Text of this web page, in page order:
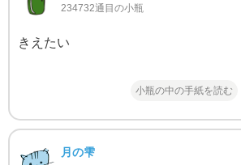
234732通目の小瓶
きえたい
小瓶の中の手紙を読む
月の雫